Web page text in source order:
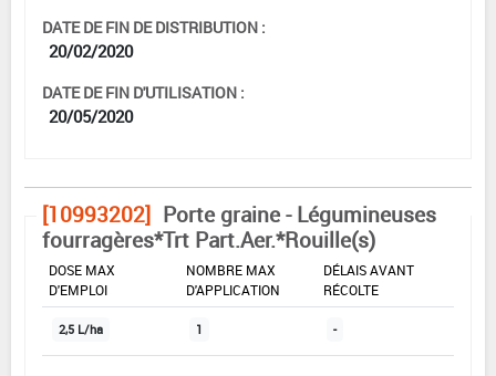
DATE DE FIN DE DISTRIBUTION :
20/02/2020
DATE DE FIN D'UTILISATION :
20/05/2020
[10993202] Porte graine - Légumineuses
fourragères*Trt Part.Aer.*Rouille(s)
DOSE MAX
D'EMPLOI
NOMBRE MAX
D'APPLICATION
DÉLAIS AVANT
RÉCOLTE
2,5 L/ha 1 -